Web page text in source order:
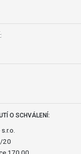
O SCHVÁLENÍ:
20